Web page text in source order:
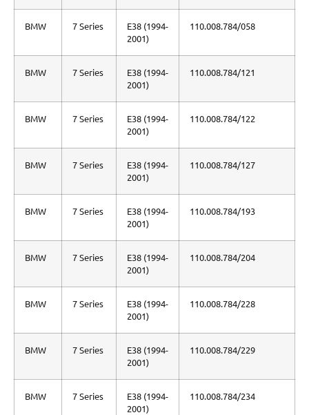
BMW 7 Series
E38 (1994-
2001)
110.008.784/058
BMW 7 Series
E38 (1994-
2001)
110.008.784/121
BMW 7 Series
E38 (1994-
2001)
110.008.784/122
BMW 7 Series
E38 (1994-
2001)
110.008.784/127
BMW 7 Series
E38 (1994-
2001)
110.008.784/193
BMW 7 Series
E38 (1994-
2001)
110.008.784/204
BMW 7 Series
E38 (1994-
2001)
110.008.784/228
BMW 7 Series
E38 (1994-
2001)
110.008.784/229
BMW 7 Series
E38 (1994-
2001)
110.008.784/234